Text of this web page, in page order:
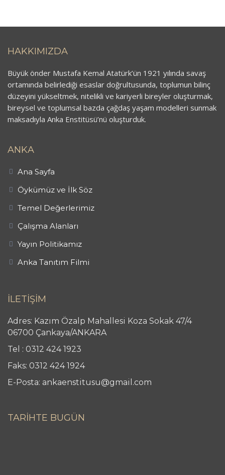
HAKKIMIZDA
Büyük önder Mustafa Kemal Atatürk’ün 1921 yılında savaş
ortamında belirlediği esaslar doğrultusunda, toplumun bilinç
düzeyini yükseltmek, nitelikli ve kariyerli bireyler oluşturmak,
bireysel ve toplumsal bazda çağdaş yaşam modelleri sunmak
maksadıyla Anka Enstitüsü’nü oluşturduk.
ANKA
Ana Sayfa
Öykümüz ve İlk Söz
Temel Değerlerimiz
Çalışma Alanları
Yayın Politikamız
Anka Tanıtım Filmi
İLETİŞİM
Adres: Kazım Özalp Mahallesi Koza Sokak 47/4
06700 Çankaya/ANKARA
Tel : 0312 424 1923
Faks: 0312 424 1924
E-Posta: ankaenstitusu@gmail.com
TARİHTE BUGÜN